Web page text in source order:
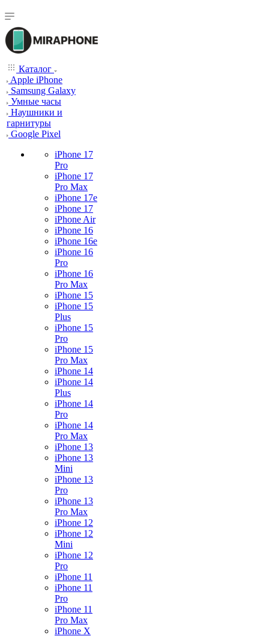
Каталог
Apple iPhone
Samsung Galaxy
Умные часы
Наушники и
гарнитуры
Google Pixel
iPhone 17
Pro
iPhone 17
Pro Max
iPhone 17e
iPhone 17
iPhone Air
iPhone 16
iPhone 16e
iPhone 16
Pro
iPhone 16
Pro Max
iPhone 15
iPhone 15
Plus
iPhone 15
Pro
iPhone 15
Pro Max
iPhone 14
iPhone 14
Plus
iPhone 14
Pro
iPhone 14
Pro Max
iPhone 13
iPhone 13
Mini
iPhone 13
Pro
iPhone 13
Pro Max
iPhone 12
iPhone 12
Mini
iPhone 12
Pro
iPhone 11
iPhone 11
Pro
iPhone 11
Pro Max
iPhone X